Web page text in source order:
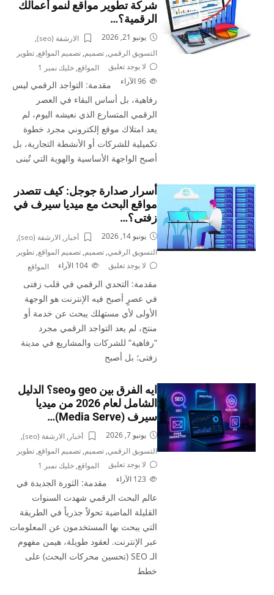
شركة تطوير مواقع لنمو أعمالك
الرقمية؟…
يونيو 21, 2026 الارشفة (seo)
,
التسويق الرقمي,تصميم,تصميم المواقع,تطوير
المواقع,خليك نمبر 1
لا يوجد تعليق
96
الآراء
مقدمة: التواجد الرقمي ليس
رفاهية، بل أساس البقاء في العصر
الرقمي المتسارع الذي نعيشه اليوم، لم
يعد امتلاك موقع إلكتروني مجرد خطوة
تكميلية للشركات أو الأنشطة التجارية، بل
أصبح الواجهة الأساسية والهوية التي تُبنى
أسرار صدارة جوجل: كيف تتصدر
مواقع البحث مع ميديا سيرف في
زفتى؟…
يونيو 14, 2026 أخبار ,الارشفة (seo)
,
التسويق الرقمي,تصميم,تصميم المواقع,تطوير
المواقع
لا يوجد تعليق 104 الآراء
مقدمة: التحدي الرقمي في قلب زفتى
في عصرٍ أصبح فيه الإنترنت هو الوجهة
الأولى لأي مستهلك يبحث عن خدمة أو
منتج، لم يعد التواجد الرقمي مجرد
“رفاهية” للشركات والمشاريع في مدينة
زفتى؛ بل أصبح
ايه الفرق بين geo وseo؟ الدليل
الشامل لعام 2026 من ميديا
سيرف (Media Serve)…
يونيو 7, 2026 أخبار ,الارشفة (seo)
,
التسويق الرقمي,تصميم,تصميم المواقع,تطوير
المواقع,خليك نمبر 1
لا يوجد تعليق
الآراء
مقدمة: الثورة الجديدة في
عالم البحث الرقمي شهدت السنوات
القليلة الماضية تحولاً جذرياً في الطريقة
التي يبحث بها المستخدمون عن المعلومات
عبر الإنترنت. لعقود طويلة، هيمن مفهوم
الـ SEO (تحسين محركات البحث) على
خطط